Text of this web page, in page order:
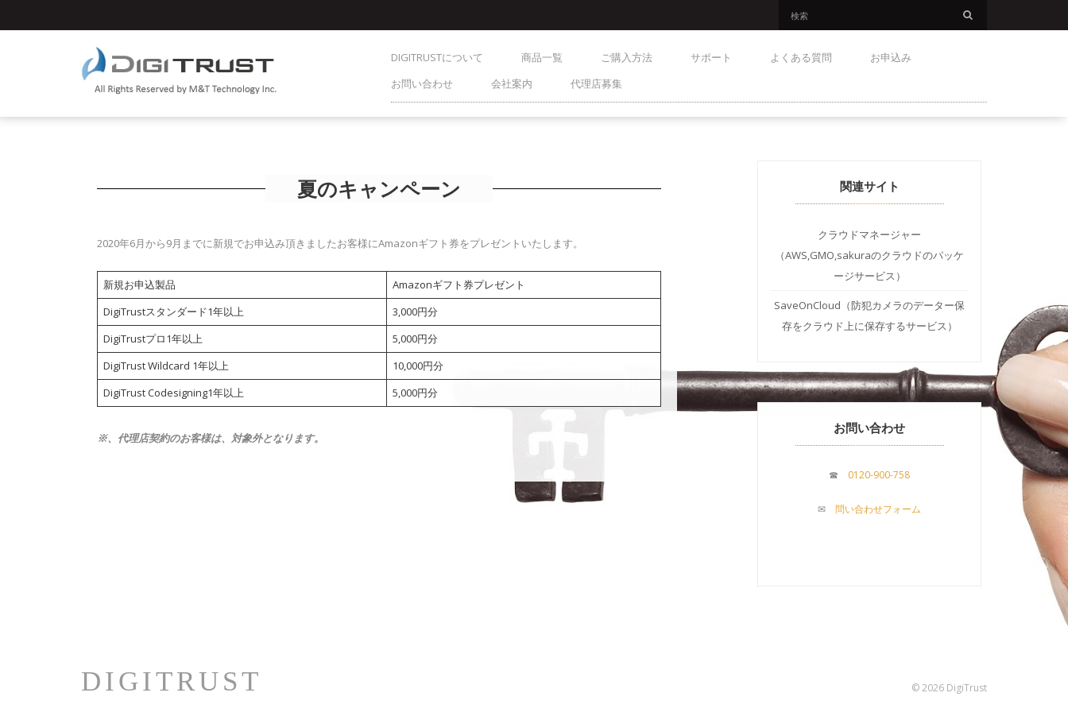
DIGITRUSTについて 商品一覧 ご購入方法 サポート よくある質問
お申込み
お問い合わせ
会社案内 代理店募集
夏のキャンペーン
2020年6月から9月までに新規でお申込み頂きましたお客様にAmazonギフト券をプレゼントいたします。
新規お申込製品
Amazonギフト券プレゼント
DigiTrustスタンダード1年以上
3,000円分
DigiTrustプロ1年以上
5,000円分
DigiTrust Wildcard 1年以上
10,000円分
DigiTrust Codesigning1年以上
5,000円分
※、代理店契約のお客様は、対象外となります。
関連サイト
クラウドマネージャー
（AWS,GMO,sakuraのクラウドのパッケ
ージサービス）
SaveOnCloud（防犯カメラのデーター保
存をクラウド上に保存するサービス）
お問い合わせ
☎ 0120-900-758
✉ 問い合わせフォーム
DIGITRUST © 2026 DigiTrust